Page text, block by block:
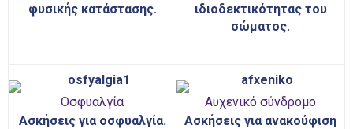
φυσικής κατάστασης.
ιδιοδεκτικότητας του
σώματος.
Οσφυαλγία
Ασκήσεις για οσφυαλγία.
Αυχενικό σύνδρομο
Ασκήσεις για ανακούφιση